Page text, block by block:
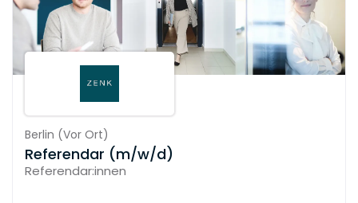
Berlin (Vor Ort)
Referendar (m/w/d)
Referendar:innen